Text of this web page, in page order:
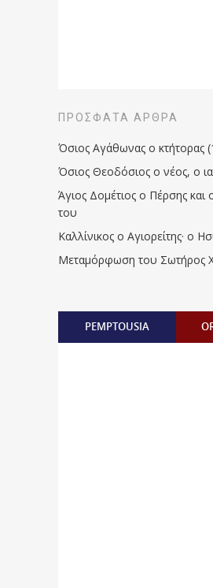
ΠΡΌΣΦΑΤΑ ΆΡΘΡΑ
Όσιος Αγάθωνας ο κτήτορας
Όσιος Θεοδόσιος ο νέος, ο
Άγιος Δομέτιος ο Πέρσης και
του
Καλλίνικος ο Αγιορείτης · ο
Μεταμόρφωση του Σωτήρος
PEMPTOUSIA